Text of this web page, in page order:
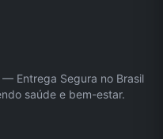
Entrega Segura no Brasil
saúde e bem-estar.